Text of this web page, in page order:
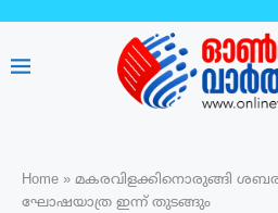
Home » മകരവിളക്കിനൊരുങ്ങി
ഘോഷയാത്ര ഇന്ന് തുടങ്ങും